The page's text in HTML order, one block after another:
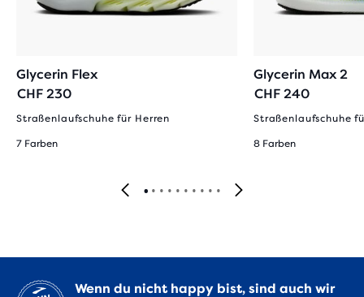
Glycerin Flex
CHF 230
Straßenlaufschuhe für Herren
7 Farben
Glycerin Max 2
CHF 240
Straßenlaufschuhe
8 Farben
Wenn du nicht happy bist, sind auch wir